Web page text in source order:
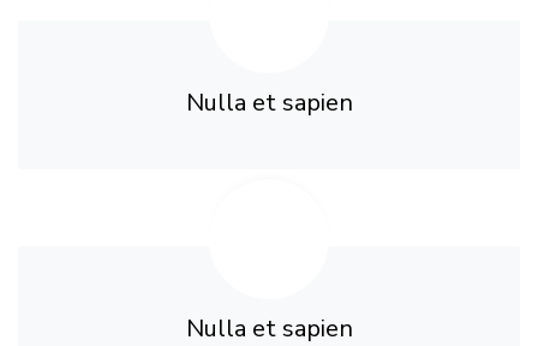
Nulla et sapien
Nulla et sapien